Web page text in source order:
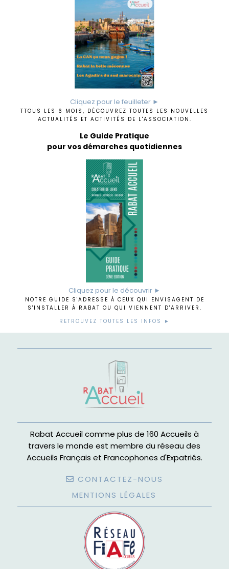
Cliquez pour le feuilleter ►
TTOUS LES 6 MOIS, DÉCOUVREZ TOUTES LES NOUVELLES
ACTUALITÉS ET ACTIVITÉS DE L'ASSOCIATION.
Le Guide Pratique
pour vos démarches quotidiennes
Cliquez pour le découvrir ►
NOTRE GUIDE S'ADRESSE À CEUX QUI ENVISAGENT DE
S'INSTALLER À RABAT OU QUI VIENNENT D'ARRIVER.
RETROUVEZ TOUTES LES INFOS ►
Rabat Accueil comme plus de 160 Accueils à
travers le monde est membre du réseau des
Accueils Français et Francophones d'Expatriés.
CONTACTEZ-NOUS
MENTIONS LÉGALES